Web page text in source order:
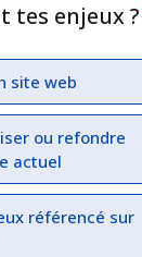
tes enjeux ?
site web
ou refondre
actuel
référencé sur